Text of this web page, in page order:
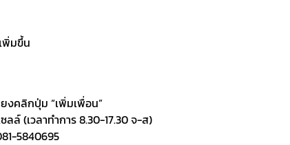
พิ่มขึ้น
งคลิกปุ่ม “เพิ่มเพื่อน”
ล์ (เวลาทำการ 8.30-17.30 จ-ส)
5840695